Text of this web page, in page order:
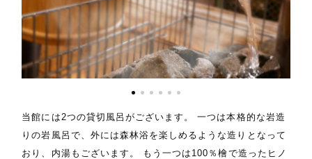
当館には2つの貸切風呂がございます。 一つは本格的な岩造
りの岩風呂で、外には森林浴を楽しめるような造りとなって
おり、内湯もございます。 もう一つは100％檜で造ったヒノ